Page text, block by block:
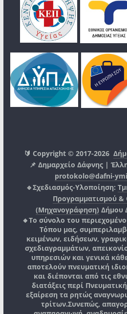
🔰 Copyright © 2017-2026
📌 Δημαρχείο Δάφνης |
protokolo@dafni-
🔹Σχεδιασμός-Υλοποίηση:
Προγραμματισμού
(Μηχανογράφηση) Δήμου
🔸Το σύνολο του
Τόπου μας,
κειμένων, ειδήσεων,
σχεδιαγραμμάτων,
υπηρεσιών και γενικά
αποτελούν πνευματική
και διέπονται από τις
διατάξεις περί
εξαίρεση τα ρητώς
τρίτων.Συνεπώς,